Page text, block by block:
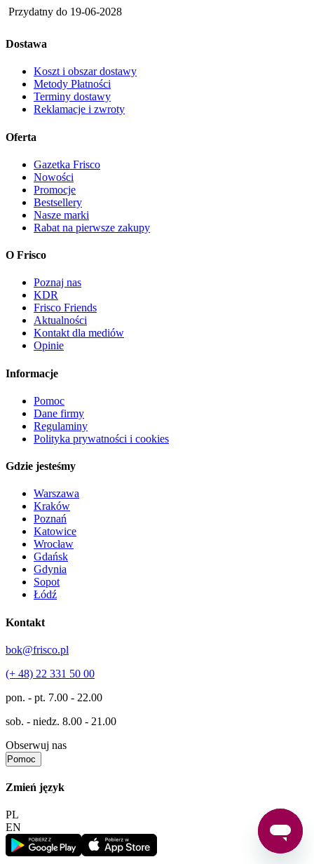
Przydatny do 19-06-2028
Dostawa
Koszt i obszar dostawy
Metody Płatności
Terminy dostawy
Reklamacje i zwroty
Oferta
Gazetka Frisco
Nowości
Promocje
Bestsellery
Nasze marki
Rabat na pierwsze zakupy
O Frisco
Poznaj nas
KDR
Frisco Friends
Aktualności
Kontakt dla mediów
Opinie
Informacje
Pomoc
Dane firmy
Regulaminy
Polityka prywatności i cookies
Gdzie jesteśmy
Warszawa
Kraków
Poznań
Katowice
Wrocław
Gdańsk
Gdynia
Sopot
Łódź
Kontakt
bok@frisco.pl
(+ 48) 22 331 50 00
pon. - pt. 7.00 - 22.00
sob. - niedz. 8.00 - 21.00
Obserwuj nas
Pomoc
Zmień język
PL
EN